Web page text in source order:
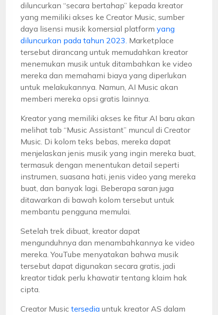
diluncurkan “secara bertahap” kepada kreator
yang memiliki akses ke Creator Music, sumber
daya lisensi musik komersial platform yang
diluncurkan pada tahun 2023. Marketplace
tersebut dirancang untuk memudahkan kreator
menemukan musik untuk ditambahkan ke video
mereka dan memahami biaya yang diperlukan
untuk melakukannya. Namun, AI Music akan
memberi mereka opsi gratis lainnya.
Kreator yang memiliki akses ke fitur AI baru akan
melihat tab “Music Assistant” muncul di Creator
Music. Di kolom teks bebas, mereka dapat
menjelaskan jenis musik yang ingin mereka buat,
termasuk dengan menentukan detail seperti
instrumen, suasana hati, jenis video yang mereka
buat, dan banyak lagi. Beberapa saran juga
ditawarkan di bawah kolom tersebut untuk
membantu pengguna memulai.
Setelah trek dibuat, kreator dapat
mengunduhnya dan menambahkannya ke video
mereka. YouTube menyatakan bahwa musik
tersebut dapat digunakan secara gratis, jadi
kreator tidak perlu khawatir tentang klaim hak
cipta.
Creator Music tersedia untuk kreator AS dalam